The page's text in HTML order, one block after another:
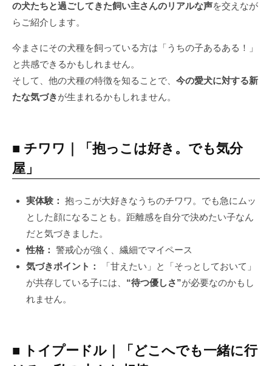
の犬たちと過ごしてきた飼い主さんのリアルな声を交えなが
らご紹介します。
今まさにその犬種を飼っている方は「うちの子あるある！」
と共感できるかもしれません。
そして、他の犬種の特徴を知ることで、 今の愛犬に対する新
たな気づきが生まれるかもしれません。
■ チワワ｜「抱っこは好き。でも気分
屋」
実体験： 抱っこが大好きなうちのチワワ。でも急にムッ
とした顔になることも。距離感を自分で決めたい子なん
だと気づきました。
性格： 警戒心が強く、繊細でマイペース
気づきポイント：
「甘えたい」と「そっとしておいて」
が共存している子には、 “待つ優しさ”が必要なのかもし
れません。
■ トイプードル｜「どこへでも一緒に行